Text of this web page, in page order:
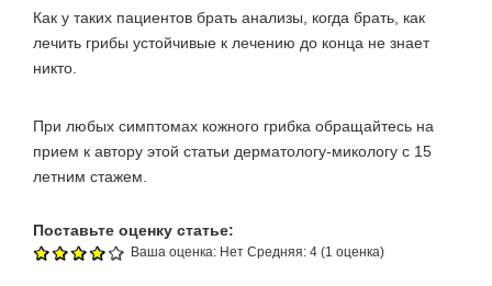
Как у таких пациентов брать анализы, когда брать, как
лечить грибы устойчивые к лечению до конца не знает
никто.
При любых симптомах кожного грибка обращайтесь на
прием к автору этой статьи дерматологу-микологу с 15
летним стажем.
Поставьте оценку статье:
Ваша оценка: Нет Средняя: 4 (1 оценка)